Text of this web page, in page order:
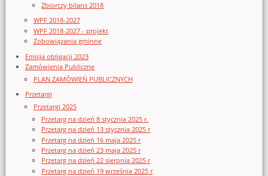
Zbiorczy bilans 2018
WPF 2018-2027
WPF 2018-2027 - projekt
Zobowiązania gminne
Emisja obligacji 2023
Zamówienia Publiczne
PLAN ZAMÓWIEŃ PUBLICZNYCH
Przetargi
Przetargi 2025
Przetarg na dzień 8 stycznia 2025 r.
Przetarg na dzień 13 stycznia 2025 r
Przetarg na dzień 16 maja 2025 r
Przetarg na dzień 23 maja 2025 r
Przetarg na dzień 22 sierpnia 2025 r
Przetarg na dzień 19 września 2025 r